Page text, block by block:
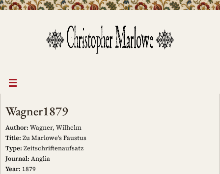
Wagner1879
Author: Wagner, Wilhelm
Title: Zu Marlowe's Faustus
Type: Zeitschriftenaufsatz
Journal: Anglia
Year: 1879